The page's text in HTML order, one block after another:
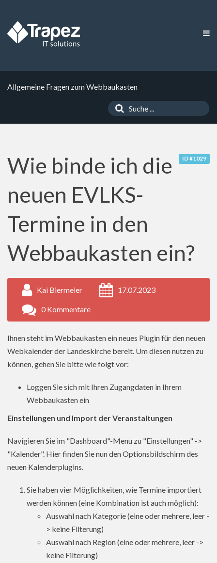
Allgemeine Fragen zum Webbaukasten
ID #1029
Wie binde ich die
neuen EVLKS-
Termine in den
Webbaukasten ein?
Kai Biermeier 17.07.2023
0 Kommentare
Ihnen steht im Webbaukasten ein neues Plugin für den neuen
Webkalender der Landeskirche bereit. Um diesen nutzen zu
können, gehen Sie bitte wie folgt vor:
Loggen Sie sich mit Ihren Zugangdaten in Ihrem
Webbaukasten ein
Einstellungen und Import der Veranstaltungen
Navigieren Sie im "Dashboard"-Menu zu "Einstellungen" ->
"Kalender". Hier finden Sie nun den Optionsbildschirm des
neuen Kalenderplugins.
Sie haben vier Möglichkeiten, wie Termine importiert
werden können (eine Kombination ist auch möglich):
Auswahl nach Kategorie (eine oder mehrere, leer -
> keine Filterung)
Auswahl nach Region (eine oder mehrere, leer ->
keine Filterung)